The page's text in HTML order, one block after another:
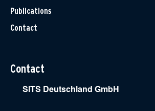
Publications
Contact
Contact
SITS Deutschland GmbH